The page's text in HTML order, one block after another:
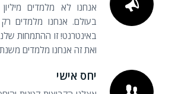
אנחנו לא מלמדים
בעולם. אנחנו מלמדים
באינטרנט! זו ההתמחות
ואת זה אנחנו מלמדים משנת 1996!
יחס אישי